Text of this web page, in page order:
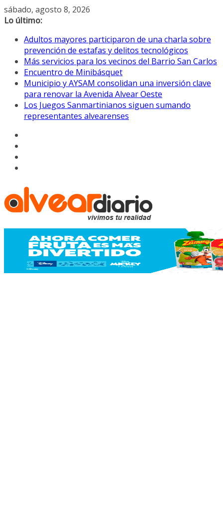
Saltar
al
sábado, agosto 8, 2026
Lo último:
Adultos mayores participaron de una charla sobre
prevención de estafas y delitos tecnológicos
Más servicios para los vecinos del Barrio San Carlos
Encuentro de Minibásquet
Municipio y AYSAM consolidan una inversión clave
para renovar la Avenida Alvear Oeste
Los Juegos Sanmartinianos siguen sumando
representantes alvearenses